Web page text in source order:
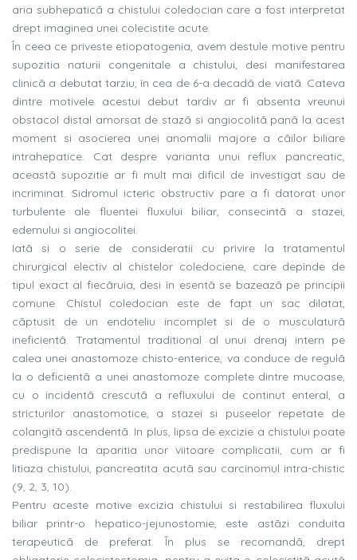
aria subhepaticã a chistului coledocian care a fost interpretat
drept imaginea unei colecistite acute.
În ceea ce priveste etiopatogenia, avem destule motive pentru
supozitia naturii congenitale a chistului, desi manifestarea
clinicã a debutat tarziu, în cea de 6-a decadã de viatã. Cateva
dintre motivele acestui debut tardiv ar fi absenta vreunui
obstacol distal amorsat de stazã si angiocolitã panã la acest
moment si asocierea unei anomalii majore a cãilor biliare
intrahepatice. Cat despre varianta unui reflux pancreatic,
aceastã supozitie ar fi mult mai dificil de investigat sau de
incriminat. Sidromul icteric obstructiv pare a fi datorat unor
turbulente ale fluentei fluxului biliar, consecintã a stazei,
edemului si angiocolitei.
Iatã si o serie de consideratii cu privire la tratamentul
chirurgical electiv al chistelor coledociene, care depinde de
tipul exact al fiecãruia, desi în esentã se bazeazã pe principii
comune. Chistul coledocian este de fapt un sac dilatat,
cãptusit de un endoteliu incomplet si de o musculaturã
ineficientã. Tratamentul traditional al unui drenaj intern pe
calea unei anastomoze chisto-enterice, va conduce de regulã
la o deficientã a unei anastomoze complete dintre mucoase,
cu o incidentã crescutã a refluxului de continut enteral, a
stricturilor anastomotice, a stazei si puseelor repetate de
colangitã ascendentã. In plus, lipsa de excizie a chistului poate
predispune la aparitia unor viitoare complicatii, cum ar fi
litiaza chistului, pancreatita acutã sau carcinomul intra-chistic
(9, 2, 3, 10).
Pentru aceste motive excizia chistului si restabilirea fluxului
biliar printr-o hepatico-jejunostomie, este astãzi conduita
terapeuticã de preferat. În plus se recomandã, drept